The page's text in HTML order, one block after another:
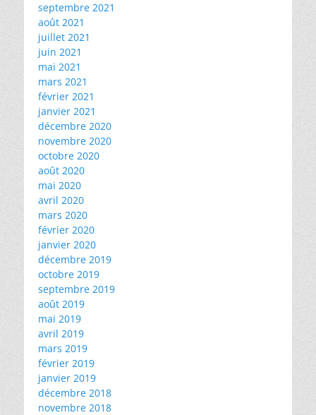
septembre 2021
août 2021
juillet 2021
juin 2021
mai 2021
mars 2021
février 2021
janvier 2021
décembre 2020
novembre 2020
octobre 2020
août 2020
mai 2020
avril 2020
mars 2020
février 2020
janvier 2020
décembre 2019
octobre 2019
septembre 2019
août 2019
mai 2019
avril 2019
mars 2019
février 2019
janvier 2019
décembre 2018
novembre 2018